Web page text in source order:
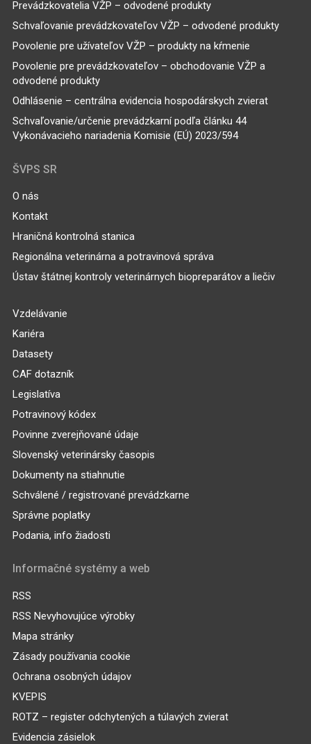
Prevádzkovatelia VŽP – odvodené produkty
Schvaľovanie prevádzkovateľov VŽP – odvodené produkty
Povolenie pre užívateľov VŽP – produkty na kŕmenie
Povolenie pre prevádzkovateľov – obchodovanie VŽP a
odvodené produkty
Odhlásenie – centrálna evidencia hospodárskych zvierat
Schvaľovanie/určenie prevádzkarní podľa článku 44
Vykonávacieho nariadenia Komisie (EÚ) 2023/594
ŠVPS SR
O nás
Kontakt
Hraničná kontrolná stanica
Regionálna veterinárna a potravinová správa
Ústav štátnej kontroly veterinárnych biopreparátov a liečiv
Vzdelávanie
Kariéra
Datasety
CAF dotazník
Legislatíva
Potravinový kódex
Povinne zverejňované údaje
Slovenský veterinársky časopis
Dokumenty na stiahnutie
Schválené / registrované prevádzkarne
Správne poplatky
Podania, info žiadosti
Informačné systémy a web
RSS
RSS Nevyhovujúce výrobky
Mapa stránky
Zásady používania cookie
Ochrana osobných údajov
KVEPIS
ROTZ – register odchytených a túlavých zvierat
Evidencia zásielok